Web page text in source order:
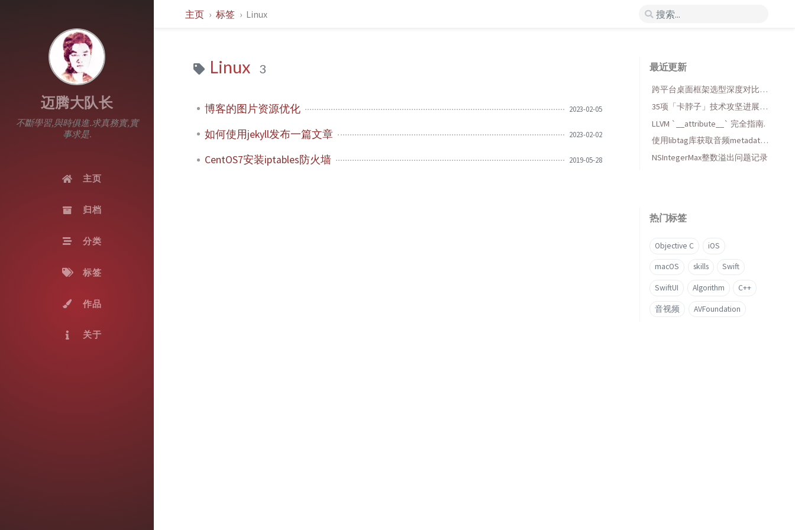
迈腾大队长
不斷學習,與時俱進.求真務實,實
事求是.
主页
归档
分类
标签
作品
关于
主页 标签 Linux
Linux 3
博客的图片资源优化 2023-02-05
如何使用jekyll发布一篇文章 2023-02-02
CentOS7安装iptables防火墙 2019-05-28
最近更新
跨平台桌面框架选型深度对比：
一个 iOS 开发者的 Qt6 之旅
35项「卡脖子」技术攻坚进展梳
理
LLVM `__attribute__` 完全指南.
使用libtag库获取音频metadata
元数据
NSIntegerMax整数溢出问题记录
热门标签
Objective C iOS
macOS skills Swift
SwiftUI Algorithm C++
音视频 AVFoundation